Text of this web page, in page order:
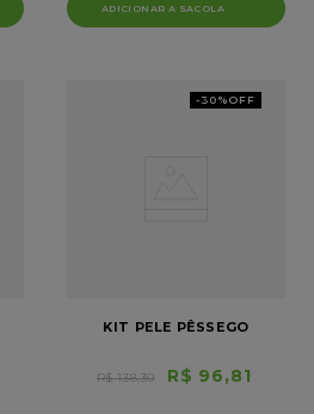
-30%OFF
KIT PELE PÊSSEGO
R$ 96,81
R$ 138,30